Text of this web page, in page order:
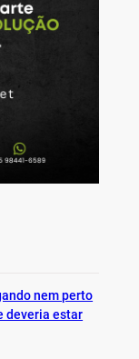
nem perto
deveria estar